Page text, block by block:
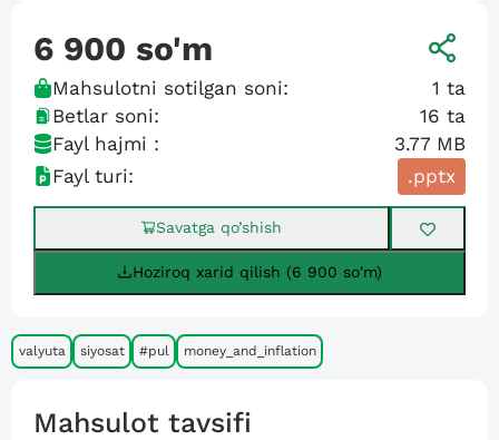
6 900 so'm
Mahsulotni sotilgan soni: 1 ta
Betlar soni:
16 ta
Fayl hajmi :
3.77 MB
Fayl turi:
.pptx
Savatga qo’shish
Hoziroq xarid qilish (6 900 so'm)
valyuta siyosat #pul money_and_inflation
Mahsulot tavsifi